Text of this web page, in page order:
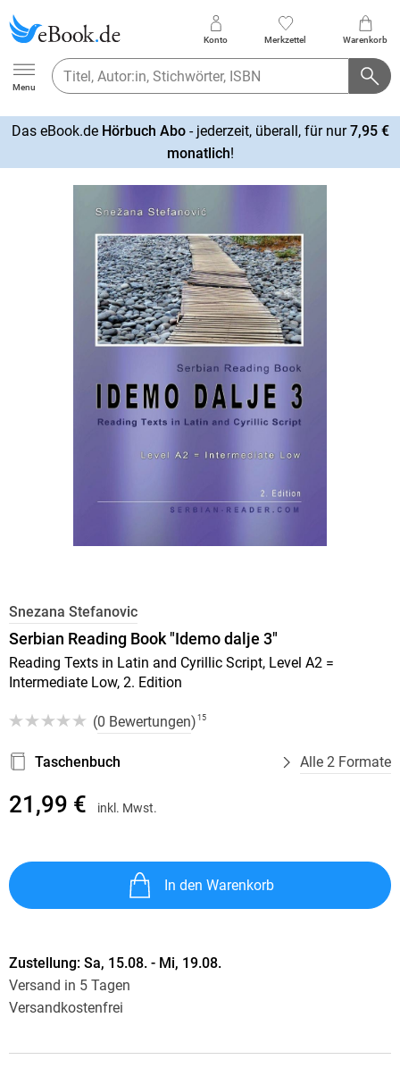
Ebook.de
Menu
Konto Merkzettel Warenkorb
Das eBook.de Hörbuch Abo- jederzeit, überall, für nur7,95 €
monatlich!
Snezana Stefanovic
Serbian Reading Book "Idemo dalje 3"
Reading Texts in Latin and Cyrillic Script, Level A2 =
Intermediate Low, 2. Edition
(0 Bewertungen) 15
Taschenbuch Alle 2 Formate
21,99 € inkl. Mwst.
In den Warenkorb
Zustellung: Sa, 15.08. - Mi, 19.08.
Versand in 5 Tagen
Versandkostenfrei